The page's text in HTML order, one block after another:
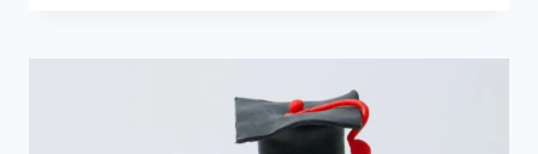
POSGRADO